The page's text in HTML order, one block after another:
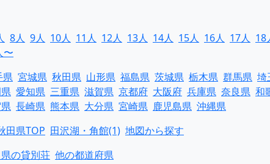
8人 9人 10人 11人 12人 13人 14人 15人 16人 17人 18
〜
県 宮城県 秋田県 山形県 福島県 茨城県 栃木県 群馬県 埼
愛知県 三重県 滋賀県 京都府 大阪府 兵庫県 奈良県 和
長崎県 熊本県 大分県 宮崎県 鹿児島県 沖縄県
田県TOP 田沢湖・角館(1) 地図から探す
の貸別荘 他の都道府県